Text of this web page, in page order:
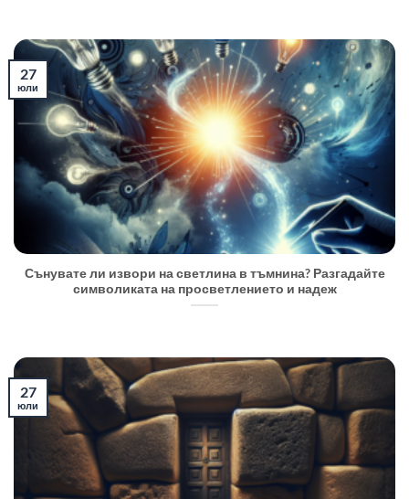
Сънувате ли извори на светлина в тъмнина? Разгадайте
символиката на просветлението и надеж
27
юли
27
юли